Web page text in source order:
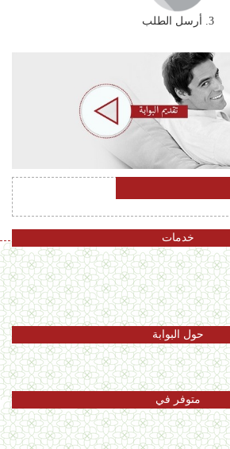
3. أرسل الطلب
خدمات
حول البوابة
متوفر في